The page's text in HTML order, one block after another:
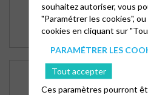
souhaitez autoriser, vous
"Paramétrer les cookies",
cookies en cliquant sur
PARAMÉTRER LES
Tout accepter
Ces paramètres pourront